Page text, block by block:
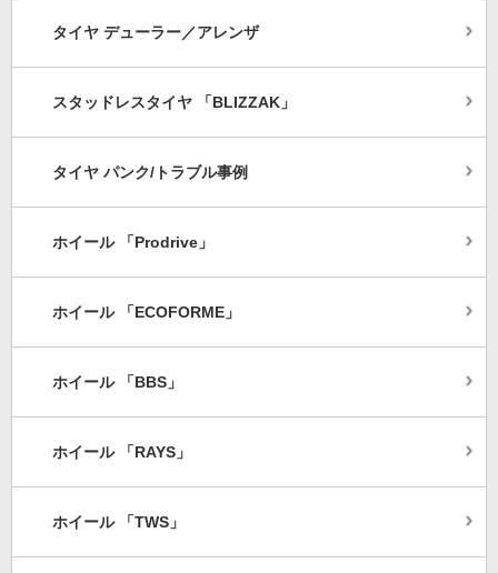
タイヤ デューラー／アレンザ
スタッドレスタイヤ 「BLIZZAK」
タイヤ パンク/トラブル事例
ホイール 「Prodrive」
ホイール 「ECOFORME」
ホイール 「BBS」
ホイール 「RAYS」
ホイール 「TWS」